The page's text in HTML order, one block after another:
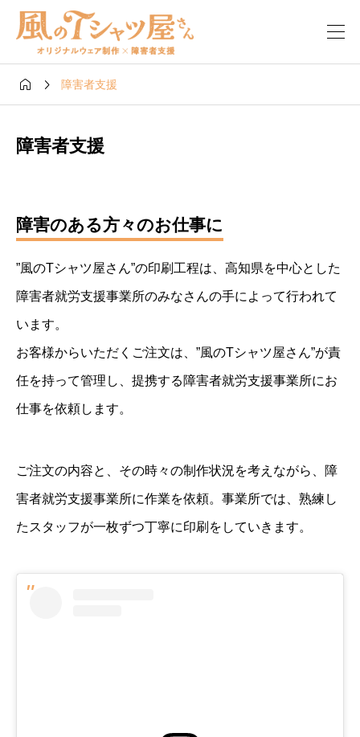
  障害者支援
障害者支援
障害のある方々のお仕事に
”風のTシャツ屋さん”の印刷工程は、高知県を中心とした
障害者就労支援事業所のみなさんの手によって行われて
います。
お客様からいただくご注文は、”風のTシャツ屋さん”が責
任を持って管理し、提携する障害者就労支援事業所にお
仕事を依頼します。
ご注文の内容と、その時々の制作状況を考えながら、障
害者就労支援事業所に作業を依頼。事業所では、熟練し
たスタッフが一枚ずつ丁寧に印刷をしていきます。